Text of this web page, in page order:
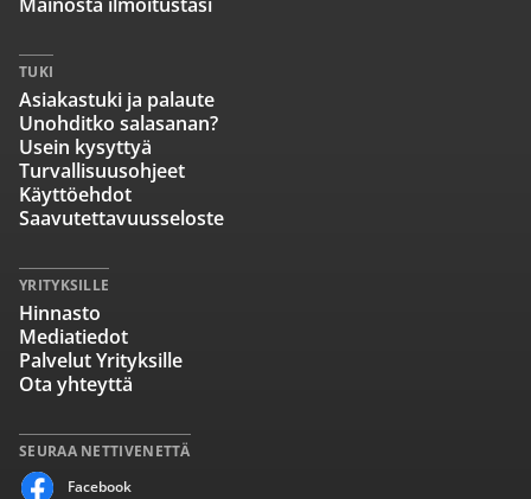
SEURAA NETTIVENETTÄ
Facebook
TUKI
Asiakastuki ja palaute
Unohditko salasanan?
Usein kysyttyä
Turvallisuusohjeet
Käyttöehdot
Saavutettavuusseloste
YRITYKSILLE
Hinnasto
Mediatiedot
Palvelut Yrityksille
Ota yhteyttä